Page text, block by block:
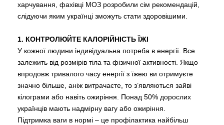
харчування, фахівці МОЗ розробили сім рекомендацій,
слідуючи яким українці зможуть стати здоровішими.
1. КОНТРОЛЮЙТЕ КАЛОРІЙНІСТЬ ЇЖІ
У кожної людини індивідуальна потреба в енергії. Все
залежить від розмірів тіла та фізичної активності. Якщо
впродовж тривалого часу енергії з їжею ви отримуєте
значно більше, аніж витрачаєте, то з’являються зайві
кілограми або навіть ожиріння. Понад 50% дорослих
українців мають надмірну вагу або ожиріння.
Підтримка ваги в нормі – це профілактика найбільш